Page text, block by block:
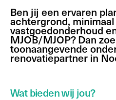
Ben jij een ervaren
achtergrond,
vastgoedonderhoud
MJOB/MJOP? Dan
toonaangevende
renovatiepartner in
Wat bieden wij jou?